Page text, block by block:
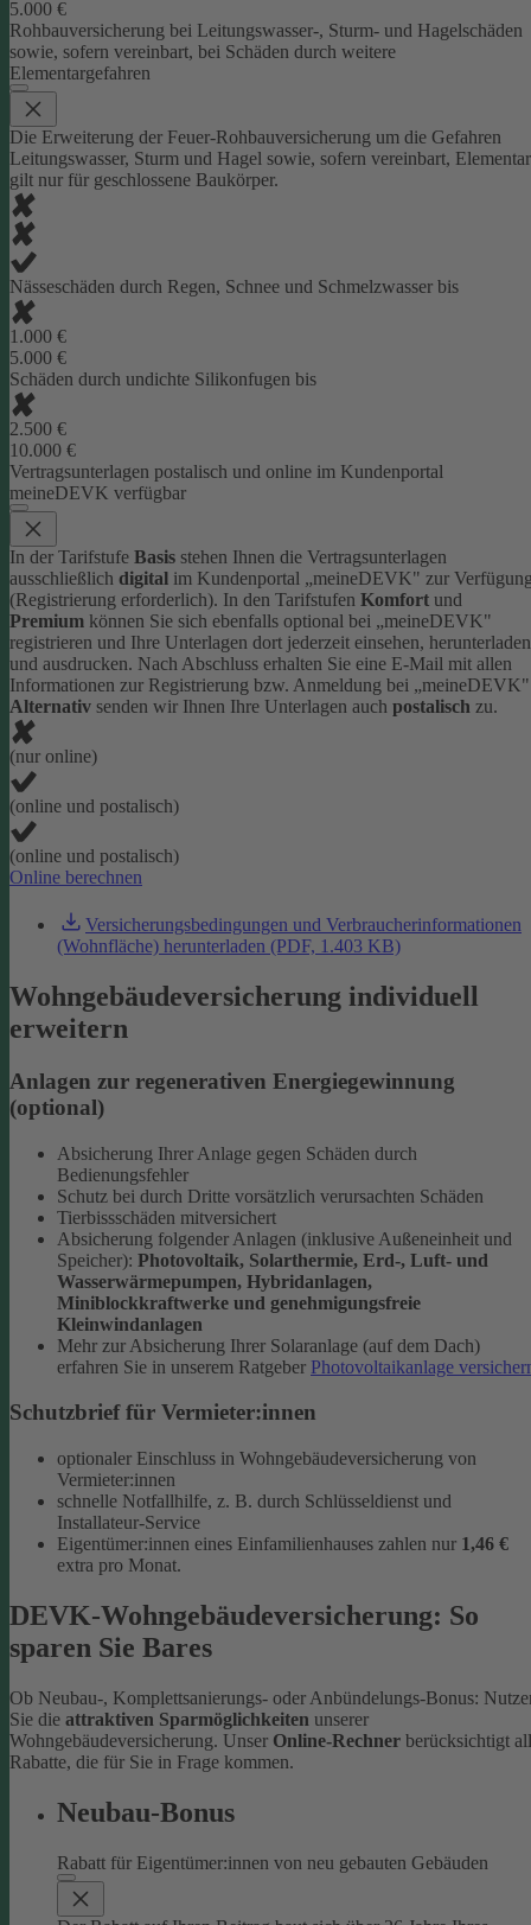
5.000 €
Rohbauversicherung bei Leitungswasser-, Sturm- und Hagelschäden
sowie, sofern vereinbart, bei Schäden durch weitere
Elementargefahren
Die Erweiterung der Feuer-Rohbauversicherung um die Gefahren
Leitungswasser, Sturm und Hagel sowie, sofern vereinbart, Elementar
gilt nur für geschlossene Baukörper.
Nässeschäden durch Regen, Schnee und Schmelzwasser bis
1.000 €
5.000 €
Schäden durch undichte Silikonfugen bis
2.500 €
10.000 €
Vertragsunterlagen postalisch und online im Kundenportal
meineDEVK verfügbar
In der Tarifstufe Basis stehen Ihnen die Vertragsunterlagen
ausschließlich digital im Kundenportal „meineDEVK" zur
(Registrierung erforderlich). In den Tarifstufen Komfort und
Premium können Sie sich ebenfalls optional bei „meineDEVK"
registrieren und Ihre Unterlagen dort jederzeit einsehen, herunterladen
und ausdrucken. Nach Abschluss erhalten Sie eine E-Mail mit allen
Informationen zur Registrierung bzw. Anmeldung bei
Alternativ senden wir Ihnen Ihre Unterlagen auch postalisch zu.
(nur online)
(online und postalisch)
(online und postalisch)
Online berechnen
Versicherungsbedingungen und Verbraucherinformationen
(Wohnfläche) herunterladen (PDF, 1.403 KB)
Wohngebäudeversicherung individuell
erweitern
Anlagen zur regenerativen Energiegewinnung
(optional)
Absicherung Ihrer Anlage gegen Schäden durch
Bedienungsfehler
Schutz bei durch Dritte vorsätzlich verursachten Schäden
Tierbissschäden mitversichert
Absicherung folgender Anlagen (inklusive Außeneinheit und
Speicher): Photovoltaik, Solarthermie, Erd-, Luft- und
Wasserwärmepumpen, Hybridanlagen,
Miniblockkraftwerke und genehmigungsfreie
Kleinwindanlagen
Mehr zur Absicherung Ihrer Solaranlage (auf dem Dach)
erfahren Sie in unserem Ratgeber Photovoltaikanlage
Schutzbrief für Vermieter:innen
optionaler Einschluss in Wohngebäudeversicherung von
Vermieter:innen
schnelle Notfallhilfe, z. B. durch Schlüsseldienst und
Installateur-Service
Eigentümer:innen eines Einfamilienhauses zahlen nur 1,46 €
extra pro Monat.
DEVK-Wohngebäudeversicherung: So
sparen Sie Bares
Ob Neubau-, Komplettsanierungs- oder Anbündelungs-Bonus:
Sie die attraktiven Sparmöglichkeiten unserer
Wohngebäudeversicherung. Unser Online-Rechner berücksichtigt
Rabatte, die für Sie in Frage kommen.
Neubau-Bonus
Rabatt für Eigentümer:innen von neu gebauten Gebäuden